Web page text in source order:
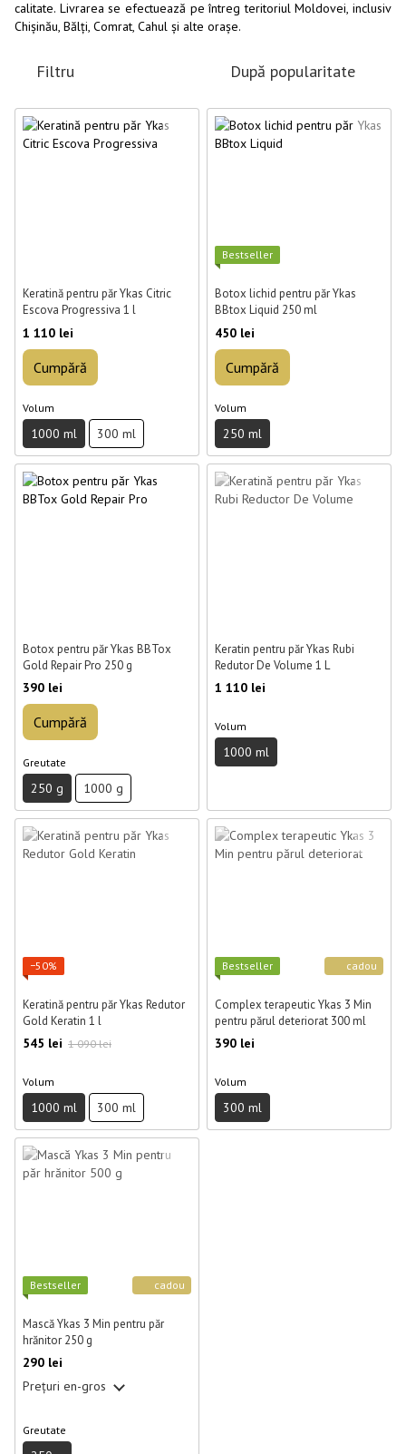
calitate. Livrarea se efectuează pe întreg teritoriul Moldovei, inclusiv
Chișinău, Bălți, Comrat, Cahul și alte orașe.
Filtru După popularitate
Keratină pentru păr Ykas Citric
Escova Progressiva 1 l
1 110 lei
Cumpără
Volum
1000 ml 300 ml
Best­seller
Botox lichid pentru păr Ykas
BBtox Liquid 250 ml
450 lei
Cumpără
Volum
250 ml
Botox pentru păr Ykas BBTox
Gold Repair Pro 250 g
390 lei
Cumpără
Greutate
250 g 1000 g
Keratin pentru păr Ykas Rubi
Redutor De Volume 1 L
1 110 lei
Volum
1000 ml
−50%
Keratină pentru păr Ykas Redutor
Gold Keratin 1 l
545 lei 1 090 lei
Volum
1000 ml 300 ml
cadou
Best­seller
Complex terapeutic Ykas 3 Min
pentru părul deteriorat 300 ml
390 lei
Volum
300 ml
cadou
Best­seller
Mască Ykas 3 Min pentru păr
hrănitor 250 g
290 lei
Prețuri en-gros
Greutate